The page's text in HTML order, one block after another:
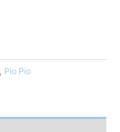
Pio Pio